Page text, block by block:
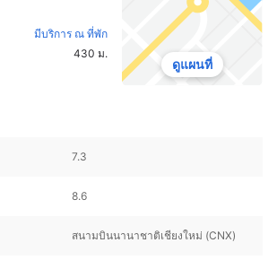
มีบริการ ณ ที่พัก
430 ม.
ดูแผนที่
7.3
8.6
สนามบินนานาชาติเชียงใหม่ (CNX)